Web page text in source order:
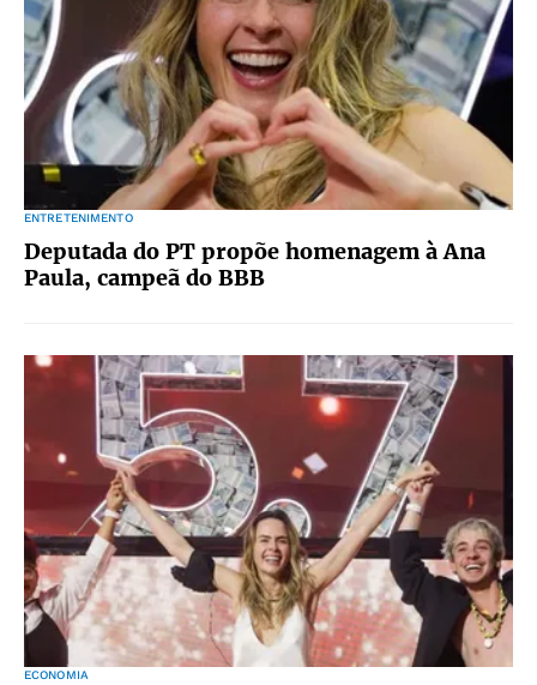
ENTRETENIMENTO
Deputada do PT propõe homenagem à Ana
Paula, campeã do BBB
ECONOMIA